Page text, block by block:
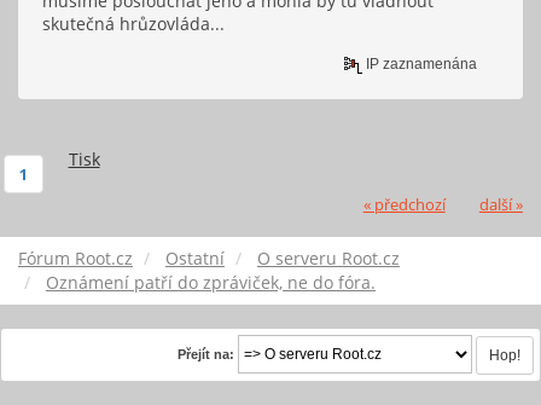
skutečná hrůzovláda...
IP zaznamenána
Tisk
1
« předchozí další »
Fórum Root.cz Ostatní
O serveru Root.cz
Oznámení patří do zpráviček, ne do fóra.
Přejít na: